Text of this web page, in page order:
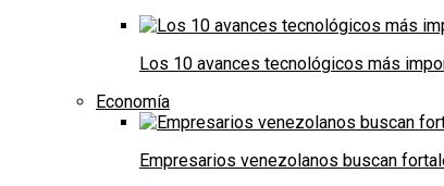
Los 10 avances tecnológicos más
Economía
Empresarios venezolanos buscan